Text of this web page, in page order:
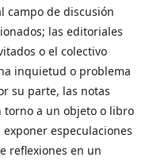
campo de discusión
las editoriales
o el colectivo
inquietud o problema
su parte, las notas
torno a un objeto o libro
especulaciones
reflexiones en un